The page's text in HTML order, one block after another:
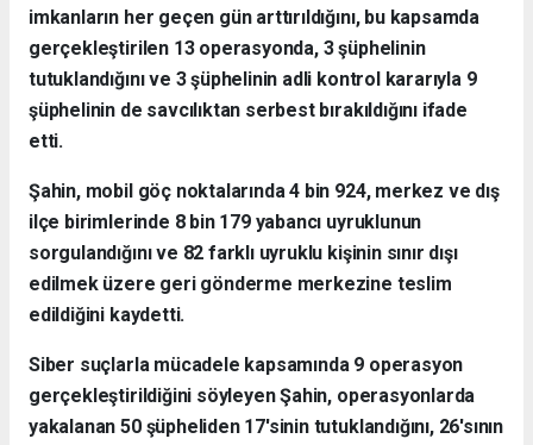
imkanların her geçen gün arttırıldığını, bu kapsamda
gerçekleştirilen 13 operasyonda, 3 şüphelinin
tutuklandığını ve 3 şüphelinin adli kontrol kararıyla 9
şüphelinin de savcılıktan serbest bırakıldığını ifade
etti.
Şahin, mobil göç noktalarında 4 bin 924, merkez ve dış
ilçe birimlerinde 8 bin 179 yabancı uyruklunun
sorgulandığını ve 82 farklı uyruklu kişinin sınır dışı
edilmek üzere geri gönderme merkezine teslim
edildiğini kaydetti.
Siber suçlarla mücadele kapsamında 9 operasyon
gerçekleştirildiğini söyleyen Şahin, operasyonlarda
yakalanan 50 şüpheliden 17'sinin tutuklandığını, 26'sının